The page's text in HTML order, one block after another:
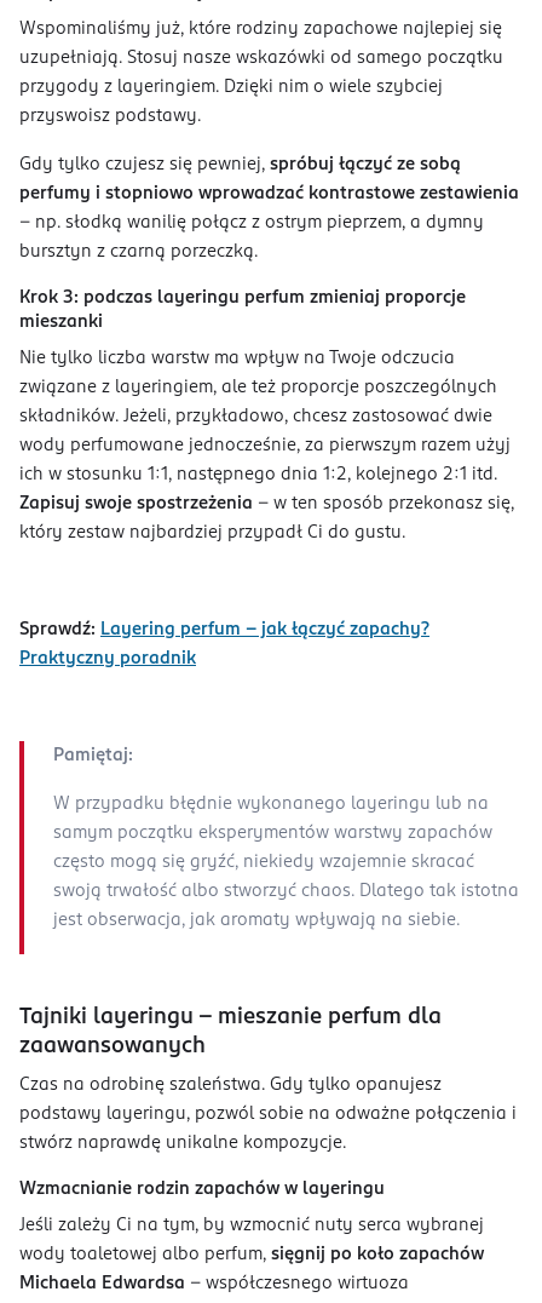
Wspominaliśmy już, które rodziny zapachowe najlepiej się
uzupełniają. Stosuj nasze wskazówki od samego początku
przygody z layeringiem. Dzięki nim o wiele szybciej
przyswoisz podstawy.
Gdy tylko czujesz się pewniej, spróbuj łączyć ze sobą
perfumy i stopniowo wprowadzać kontrastowe zestawienia
– np. słodką wanilię połącz z ostrym pieprzem, a dymny
bursztyn z czarną porzeczką.
Krok 3: podczas layeringu perfum zmieniaj proporcje
mieszanki
Nie tylko liczba warstw ma wpływ na Twoje odczucia
związane z layeringiem, ale też proporcje poszczególnych
składników. Jeżeli, przykładowo, chcesz zastosować dwie
wody perfumowane jednocześnie, za pierwszym razem użyj
ich w stosunku 1:1, następnego dnia 1:2, kolejnego 2:1 itd.
Zapisuj swoje spostrzeżenia – w ten sposób przekonasz się,
który zestaw najbardziej przypadł Ci do gustu.
Sprawdź: Layering perfum – jak łączyć zapachy?
Praktyczny poradnik
Pamiętaj:
W przypadku błędnie wykonanego layeringu lub na
samym początku eksperymentów warstwy zapachów
często mogą się gryźć, niekiedy wzajemnie skracać
swoją trwałość albo stworzyć chaos. Dlatego tak istotna
jest obserwacja, jak aromaty wpływają na siebie.
Tajniki layeringu – mieszanie perfum dla
zaawansowanych
Czas na odrobinę szaleństwa. Gdy tylko opanujesz
podstawy layeringu, pozwól sobie na odważne połączenia i
stwórz naprawdę unikalne kompozycje.
Wzmacnianie rodzin zapachów w layeringu
Jeśli zależy Ci na tym, by wzmocnić nuty serca wybranej
wody toaletowej albo perfum, sięgnij po koło zapachów
Michaela Edwardsa – współczesnego wirtuoza